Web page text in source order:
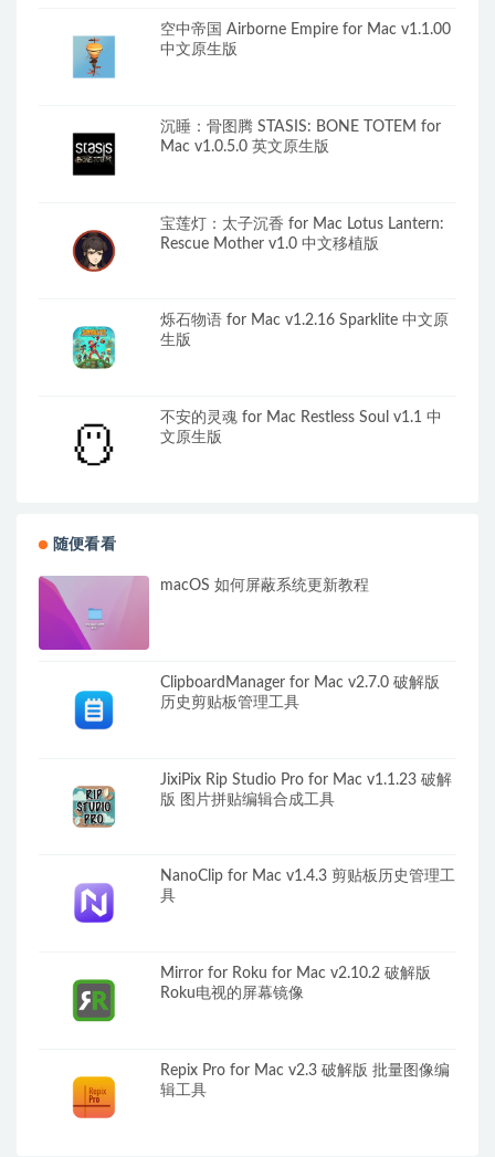
空中帝国 Airborne Empire for Mac v1.1.00
中文原生版
沉睡：骨图腾 STASIS: BONE TOTEM for
Mac v1.0.5.0 英文原生版
宝莲灯：太子沉香 for Mac Lotus Lantern:
Rescue Mother v1.0 中文移植版
烁石物语 for Mac v1.2.16 Sparklite 中文原
生版
不安的灵魂 for Mac Restless Soul v1.1 中
文原生版
随便看看
macOS 如何屏蔽系统更新教程
ClipboardManager for Mac v2.7.0 破解版
历史剪贴板管理工具
JixiPix Rip Studio Pro for Mac v1.1.23 破解
版 图片拼贴编辑合成工具
NanoClip for Mac v1.4.3 剪贴板历史管理工
具
Mirror for Roku for Mac v2.10.2 破解版
Roku电视的屏幕镜像
Repix Pro for Mac v2.3 破解版 批量图像编
辑工具